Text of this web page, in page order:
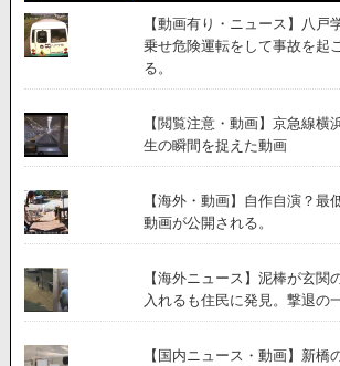
に
衝
突。
レ
コ
が
開
れ
る。
【動画有り・ニュース】八戸
乗せ危険運転をして事故を起
る。
【閲覧注意・動画】京急線横
生の瞬間を捉えた動画
【海外・動画】自作自演？最
動画が公開される。
【海外ニュース】泥棒が玄関
入れるも住民に発見。撃退の
【国内ニュース・動画】新橋